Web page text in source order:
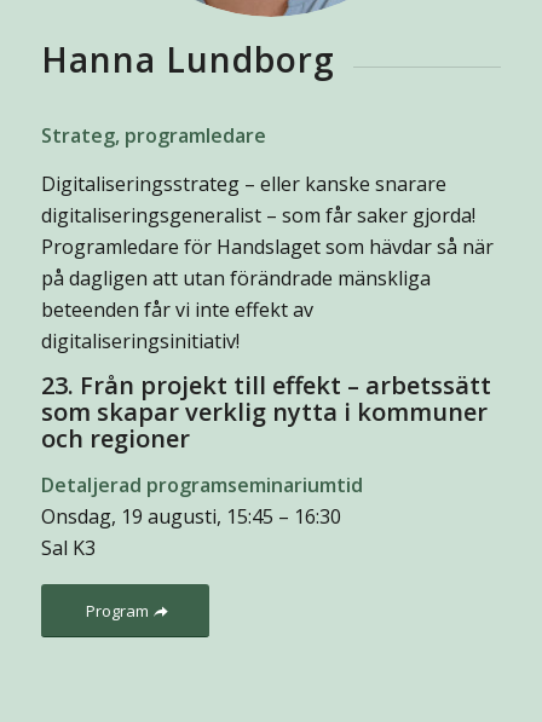
Hanna Lundborg
Strateg, programledare
Digitaliseringsstrateg – eller kanske snarare
digitaliseringsgeneralist – som får saker gjorda!
Programledare för Handslaget som hävdar så när
på dagligen att utan förändrade mänskliga
beteenden får vi inte effekt av
digitaliseringsinitiativ!
23. Från projekt till effekt – arbetssätt
som skapar verklig nytta i kommuner
och regioner
Detaljerad programseminariumtid
Onsdag, 19 augusti, 15:45 – 16:30
Sal K3
Program